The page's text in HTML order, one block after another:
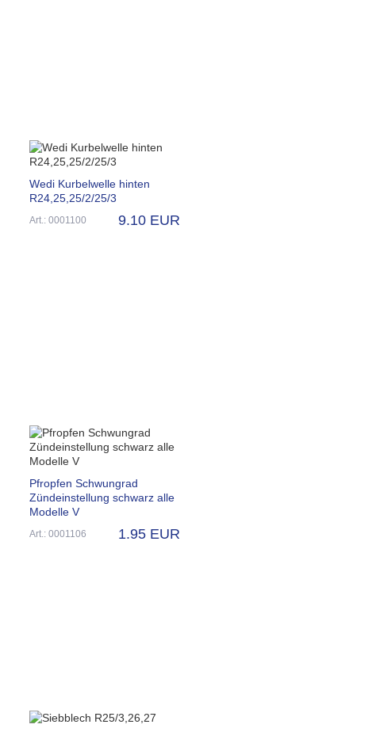
Wedi Kurbelwelle hinten
R24,25,25/2/25/3
Art.: 0001100 9.10 EUR
Pfropfen Schwungrad
Zündeinstellung schwarz alle
Modelle V
Art.: 0001106 1.95 EUR